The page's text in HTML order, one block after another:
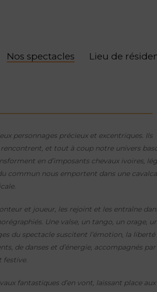
Nos spectacles Lieu de
personnages précieux et excentriques. Ils
et tout à coup notre univers
en d’imposants chevaux ivoires,
commun nous emportent dans une
et joueur, les rejoint et les entraîne
Une valse, un tango, un orage,
du spectacle suscitent l’émotion, la liberté
de danses et d’énergie, accompagnés
festive.
fantastiques d’en vont, laissant place aux